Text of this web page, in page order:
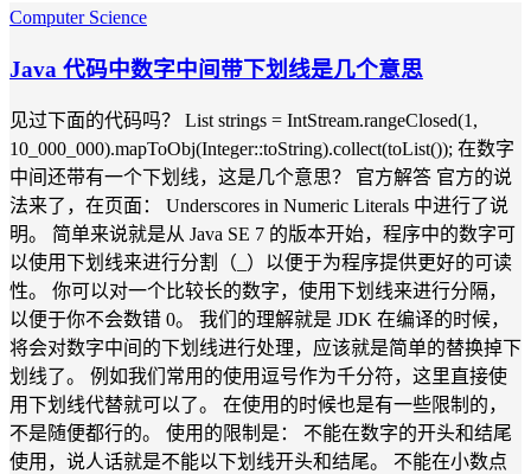
Computer Science
Java 代码中数字中间带下划线是几个意思
见过下面的代码吗？ List strings = IntStream.rangeClosed(1,
10_000_000).mapToObj(Integer::toString).collect(toList()); 在数字
中间还带有一个下划线，这是几个意思？ 官方解答 官方的说
法来了，在页面： Underscores in Numeric Literals 中进行了说
明。 简单来说就是从 Java SE 7 的版本开始，程序中的数字可
以使用下划线来进行分割（_）以便于为程序提供更好的可读
性。 你可以对一个比较长的数字，使用下划线来进行分隔，
以便于你不会数错 0。 我们的理解就是 JDK 在编译的时候，
将会对数字中间的下划线进行处理，应该就是简单的替换掉下
划线了。 例如我们常用的使用逗号作为千分符，这里直接使
用下划线代替就可以了。 在使用的时候也是有一些限制的，
不是随便都行的。 使用的限制是： 不能在数字的开头和结尾
使用，说人话就是不能以下划线开头和结尾。 不能在小数点